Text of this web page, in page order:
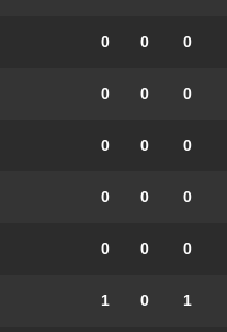
0 0 0
0 0 0
0 0 0
0 0 0
0 0 0
1 0 1